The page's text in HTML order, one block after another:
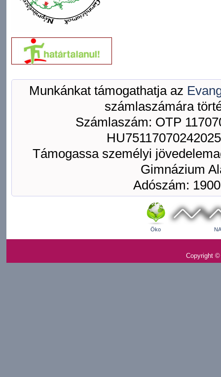
Munkánkat támogathatja az
számlaszámára
Számlaszám: OTP
Támogassa személyi
Gimnázium
Adószám:
Öko
Copyright